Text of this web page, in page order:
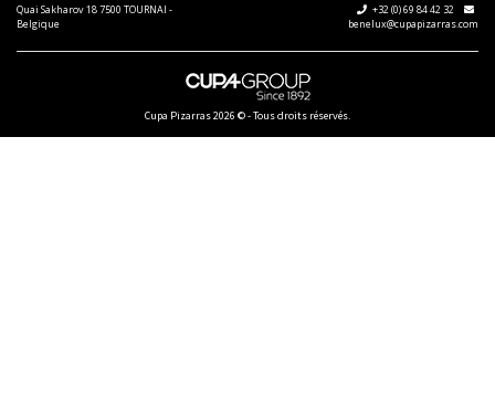
Quai Sakharov 18 7500 TOURNAI -
Belgique
+32 (0) 69 84 42 32
benelux@cupapizarras.com
Cupa Pizarras2026 ©-Tous droits réservés.